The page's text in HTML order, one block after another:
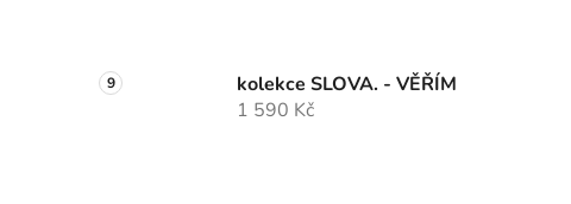
kolekce SLOVA. - VĚŘÍM
1 590 Kč